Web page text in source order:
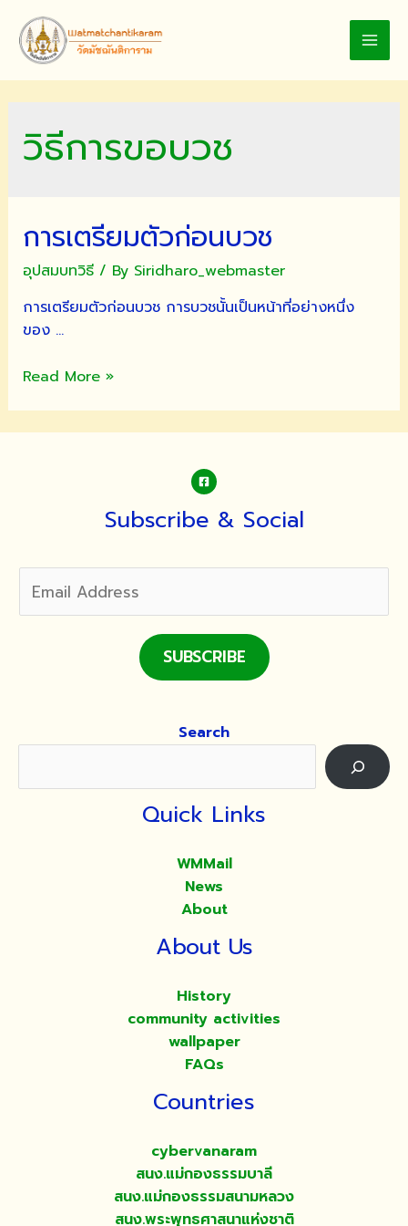
content
วิธีการขอบวช
การเตรียมตัวก่อนบวช
อุปสมบทวิธี/ By Siridharo_webmaster
การเตรียมตัวก่อนบวช การบวชนั้นเป็นหน้าที่อย่างหนึ่ง
ของ …
การเต
Read More »
Subscribe & Social
SUBSCRIBE
Search
Quick Links
WMMail
News
About
About Us
History
community activities
wallpaper
FAQs
Countries
cybervanaram
สนง.แม่กองธรรมบาลี
สนง.แม่กองธรรมสนามหลวง
สนง.พระพุทธศาสนาแห่งชาติ